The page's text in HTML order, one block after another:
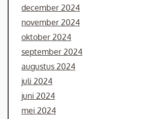
december 2024
november 2024
oktober 2024
september 2024
augustus 2024
juli 2024
juni 2024
mei 2024